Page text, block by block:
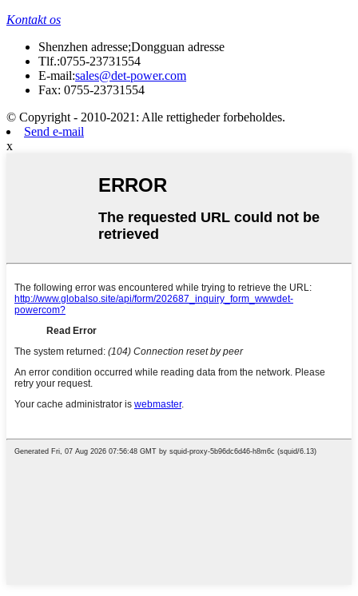
Kontakt os
Shenzhen adresse;Dongguan adresse
Tlf.:0755-23731554
E-mail:sales@det-power.com
Fax: 0755-23731554
© Copyright - 2010-2021: Alle rettigheder forbeholdes.
Send e-mail
x